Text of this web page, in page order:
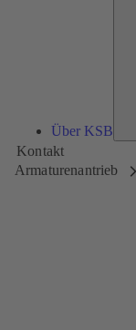
Über KSB
Kontakt
Armaturenantrieb